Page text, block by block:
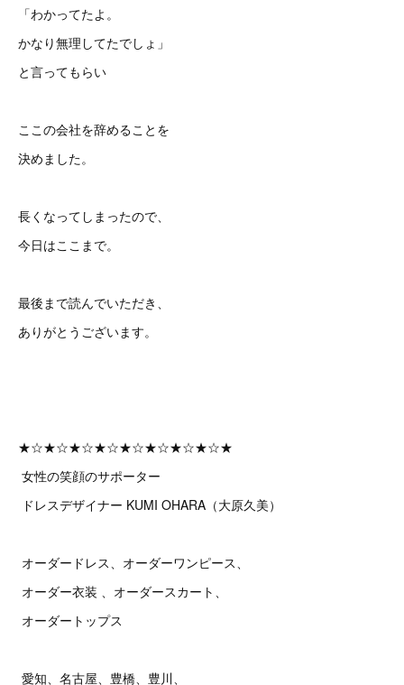
「わかってたよ。
かなり無理してたでしょ」
と言ってもらい
ここの会社を辞めることを
決めました。
長くなってしまったので、
今日はここまで。
最後まで読んでいただき、
ありがとうございます。
★☆★☆★☆★☆★☆★☆★☆★☆★
女性の笑顔のサポーター
ドレスデザイナー KUMI OHARA（大原久美）
オーダードレス、オーダーワンピース、
オーダー衣装 、オーダースカート、
オーダートップス
愛知、名古屋、豊橋、豊川、